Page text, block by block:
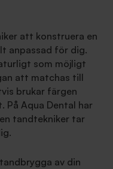
att konstruera en
anpassad för dig.
som möjligt
att matchas till
brukar färgen
Aqua Dental har
tandtekniker tar
av din